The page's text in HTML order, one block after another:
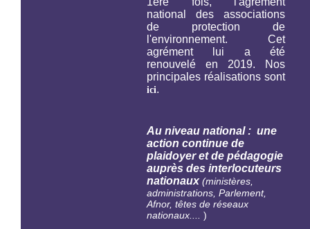
national des associations
de protection de
l'environnement. Cet
agrément lui a été
renouvelé en 2019. Nos
principales réalisations sont
ici.
Au niveau national : une
action continue de
plaidoyer et de pédagogie
auprès des interlocuteurs
nationaux (ministères,
administrations, Parlement,
Afnor, têtes de réseaux
nationaux....
)